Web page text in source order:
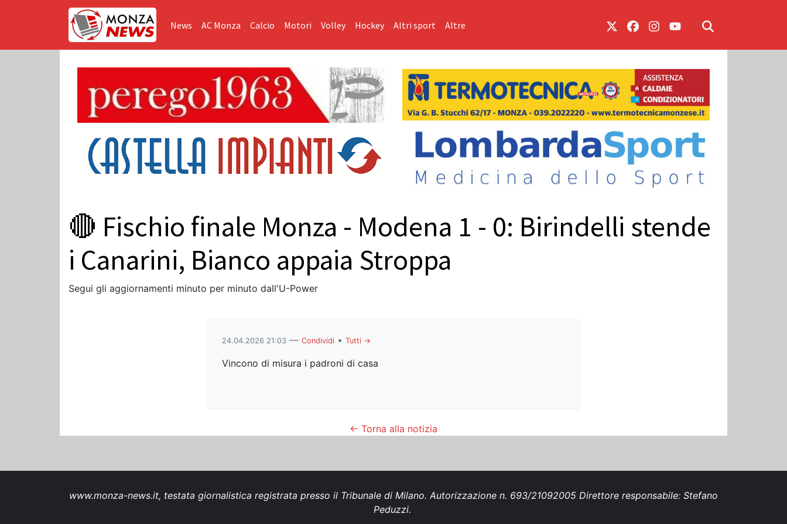
News AC Monza Calcio Motori Volley Hockey Altri sport Altre
🔴 Fischio finale Monza - Modena 1 - 0: Birindelli stende
i Canarini, Bianco appaia Stroppa
Segui gli aggiornamenti minuto per minuto dall'U-Power
24.04.2026 21:03— Condividi• Tutti →
Vincono di misura i padroni di casa
← Torna alla notizia
www.monza-news.it, testata giornalistica registrata presso il Tribunale di Milano. Autorizzazione n. 693/21092005 Direttore responsabile: Stefano
Peduzzi.